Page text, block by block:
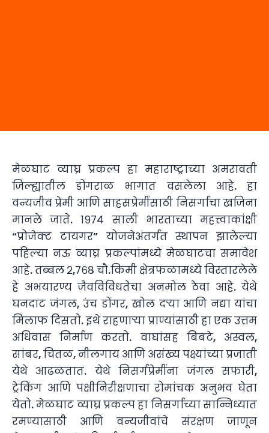
मेळघाट व्याघ्र प्रकल्प हा महाराष्ट्राच्या अमरावती
जिल्ह्यातील डोंगराळ भागात वसलेला आहे. हा
वन्यजीव प्रेमी आणि साहसप्रेमींसाठी निसर्गाचा खजिना
मानले जाते. १९७४ साली भारताच्या महत्त्वाकांक्षी
“प्रोजेक्ट टायगर” योजनेअंतर्गत स्थापन झालेल्या
पहिल्या नऊ व्याघ्र प्रकल्पांमध्ये मेळघाटचा समावेश
आहे. तब्बल २,७६८ चौ.किमी क्षेत्रफळामध्ये विस्तारलेले
हे अभयारण्य जैवविविधतेचा अनमोल ठेवा आहे. येथे
घनदाट जंगल, उंच डोंगर, खोल दऱ्या आणि नद्या यांचा
मिलाफ दिसतो. इथे राहणाऱ्या प्राण्यांसाठी हा एक उत्तम
अधिवास निर्माण करतो. वाघांसह बिबटे, अस्वल,
सांबर, चितळ, नीलगाय आणि असंख्य पक्ष्यांच्या प्रजाती
येथे आढळतात. येथे निसर्गप्रेमींना जंगल सफारी,
ट्रेकिंग आणि पक्षीनिरीक्षणाचा रोमांचक अनुभव घेता
येतो. मेळघाट व्याघ्र प्रकल्प हा निसर्गाच्या सान्निध्यात
रमण्यासाठी आणि वन्यजीवांचे संरक्षण जाणून